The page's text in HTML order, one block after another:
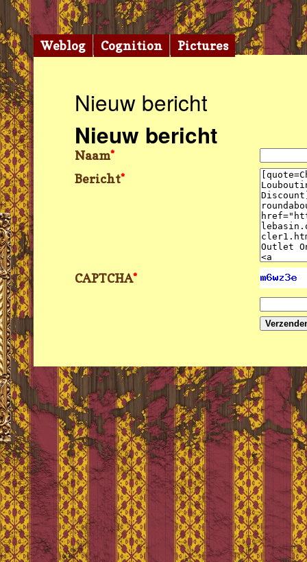
Nieuw bericht
Nieuw bericht
Naam*
Bericht*
CAPTCHA*
Weblog Cognition Pictures